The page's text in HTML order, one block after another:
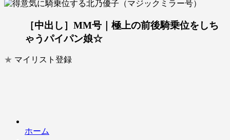
［中出し］MM号｜極上の前後騎乗位をしち
ゃうパイパン娘☆
★ マイリスト登録
ホーム